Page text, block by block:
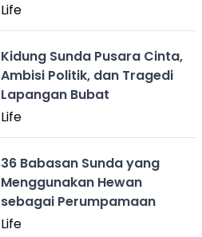
Life
Kidung Sunda Pusara Cinta,
Ambisi Politik, dan Tragedi
Lapangan Bubat
Life
36 Babasan Sunda yang
Menggunakan Hewan
sebagai Perumpamaan
Life